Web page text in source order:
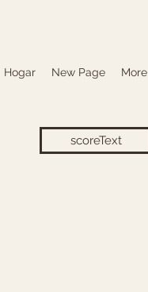
Hogar New Page More
scoreText